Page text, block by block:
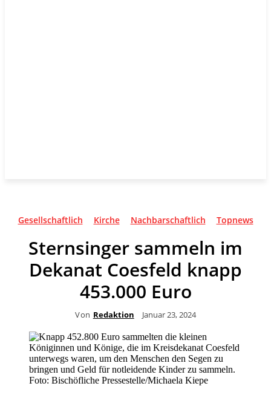
Gesellschaftlich Kirche Nachbarschaftlich Topnews
Sternsinger sammeln im
Dekanat Coesfeld knapp
453.000 Euro
Von Redaktion Januar 23, 2024